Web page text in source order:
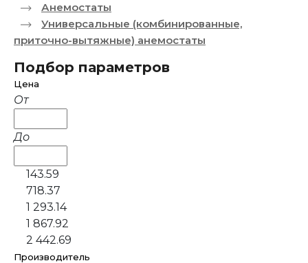
Анемостаты
Универсальные (комбинированные,
приточно-вытяжные) анемостаты
Подбор параметров
Цена
От
До
143.59
718.37
1 293.14
1 867.92
2 442.69
Производитель